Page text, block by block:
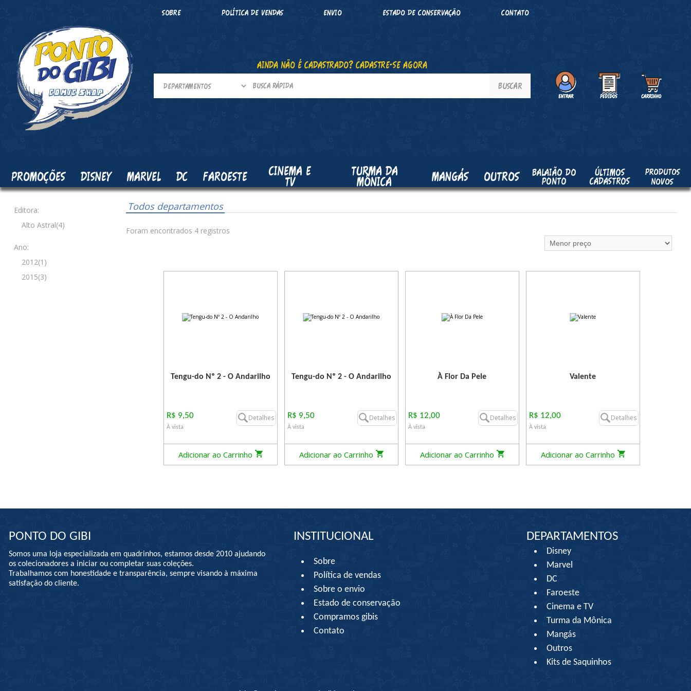
SOBRE POLÍTICA DE VENDAS ENVIO ESTADO DE CONSERVAÇÃO CONTATO
AINDA NÃO É CADASTRADO? CADASTRE-SE AGORA
PROMOÇÕES DISNEY MARVEL DC FAROESTE CINEMA E
TV
TURMA DA
MÔNICA MANGÁS OUTROS BALAIÃO DO
PONTO
ÚLTIMOS
CADASTROS
PRODUTOS
NOVOS
Editora:
Alto Astral(4)
Ano:
2012(1)
2015(3)
Todos departamentos
Foram encontrados 4 registros
Tengu-do Nº 2 - O Andarilho
R$ 9,50
À vista
Detalhes
Adicionar ao Carrinho
Tengu-do Nº 2 - O Andarilho
R$ 9,50
À vista
Detalhes
Adicionar ao Carrinho
À Flor Da Pele
R$ 12,00
À vista
Detalhes
Adicionar ao Carrinho
Valente
R$ 12,00
À vista
Detalhes
Adicionar ao Carrinho
PONTO DO GIBI
Somos uma loja especializada em quadrinhos, estamos desde 2010 ajudando
os colecionadores a iniciar ou completar suas coleções.
Trabalhamos com honestidade e transparência, sempre visando à máxima
satisfação do cliente.
INSTITUCIONAL
Sobre
Política de vendas
Sobre o envio
Estado de conservação
Compramos gibis
Contato
DEPARTAMENTOS
Disney
Marvel
DC
Faroeste
Cinema e TV
Turma da Mônica
Mangás
Outros
Kits de Saquinhos